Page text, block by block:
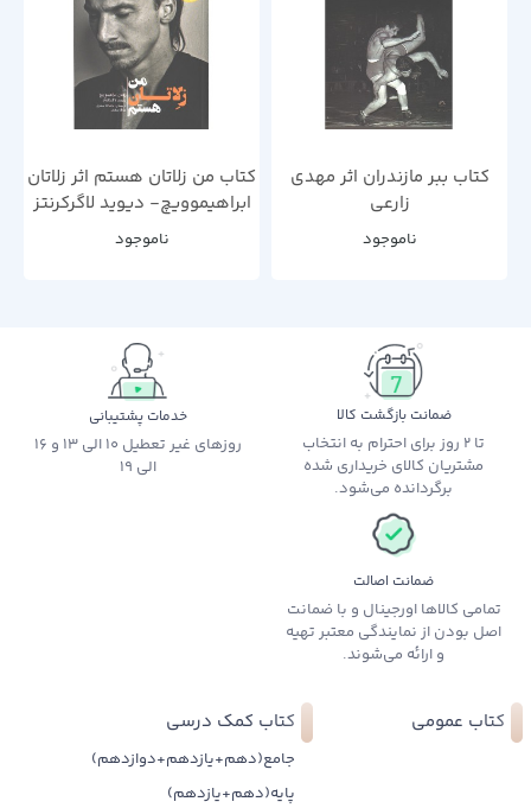
کتاب ببر مازندران اثر مهدی
زارعی
ناموجود
کتاب من زلاتان هستم اثر زلاتان
ابراهیموویچ- دیوید لاگرکرنتز
ناموجود
ضمانت بازگشت کالا
تا 2 روز برای احترام به انتخاب
مشتریان کالای خریداری شده
برگردانده می‌شود.
خدمات پشتیبانی
روزهای غیر تعطیل 10 الی 13 و 16
الی 19
ضمانت اصالت
تمامی کالاها اورجینال و با ضمانت
اصل بودن از نمایندگی معتبر تهیه
و ارائه می‌شوند.
کتاب عمومی کتاب کمک درسی
جامع(دهم+یازدهم+دوازدهم)
پایه(دهم+یازدهم)